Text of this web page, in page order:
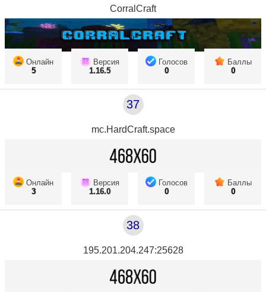
CorralCraft
Онлайн
5
Версия
1.16.5
Голосов
0
Баллы
0
37
mc.HardCraft.space
Онлайн
3
Версия
1.16.0
Голосов
0
Баллы
0
38
195.201.204.247:25628